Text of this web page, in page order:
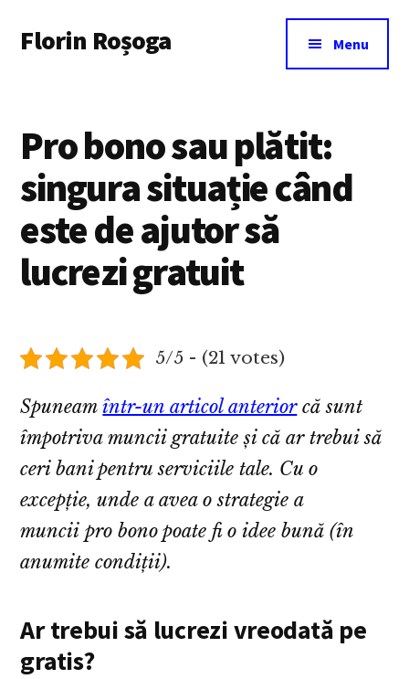
main
menu
Florin Roșoga Menu
Pro bono sau plătit:
singura situație când
este de ajutor să
lucrezi gratuit
5/5 - (21 votes)
Spuneamîntr-un articol anteriorcă sunt
împotriva muncii gratuite și că ar trebui să
ceri bani pentru serviciile tale. Cu o
excepție, unde a avea o strategie a
muncii pro bono poate fi o idee bună (în
anumite condiții).
Ar trebui să lucrezi vreodată pe
gratis?